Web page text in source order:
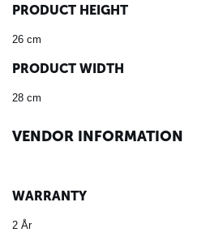
PRODUCT HEIGHT
26 cm
PRODUCT WIDTH
28 cm
VENDOR INFORMATION
WARRANTY
2 År